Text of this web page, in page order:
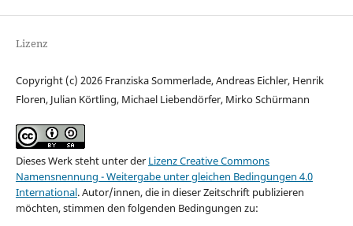
Lizenz
Copyright (c) 2026 Franziska Sommerlade, Andreas Eichler, Henrik
Floren, Julian Körtling, Michael Liebendörfer, Mirko Schürmann
Dieses Werk steht unter der Lizenz Creative Commons
Namensnennung - Weitergabe unter gleichen Bedingungen 4.0
International.Autor/innen, die in dieser Zeitschrift publizieren
möchten, stimmen den folgenden Bedingungen zu: